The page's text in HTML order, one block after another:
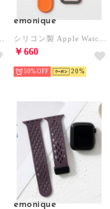
emonique
￥660
50% 20
emonique